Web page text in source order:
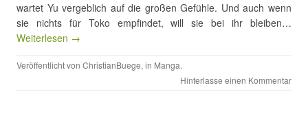
wartet Yu vergeblich auf die großen Gefühle. Und auch wenn
sie nichts für Toko empfindet, will sie bei ihr bleiben…
Weiterlesen →
Veröffentlicht von ChristianBuege, in Manga.
Hinterlasse einen Kommentar